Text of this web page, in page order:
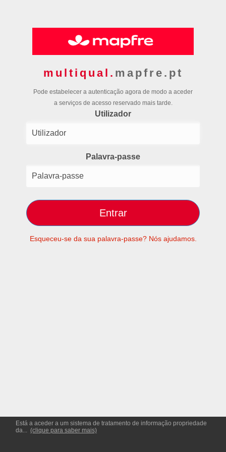
multiqual. mapfre.pt
Pode estabelecer a autenticação agora de modo a aceder
a serviços de acesso reservado mais tarde.
Utilizador
Palavra-passe
Entrar
Esqueceu-se da sua palavra-passe? Nós ajudamos.
Está a aceder a um sistema de tratamento de informação propriedade
da... (clique para saber mais)